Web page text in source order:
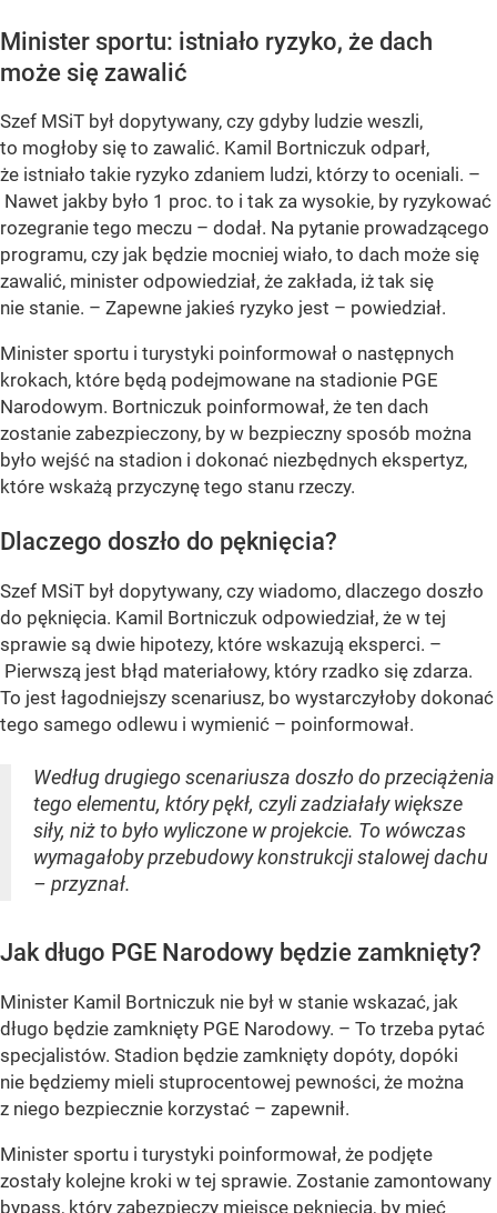
Minister sportu: istniało ryzyko, że dach
może się zawalić
Szef MSiT był dopytywany, czy gdyby ludzie weszli,
to mogłoby się to zawalić. Kamil Bortniczuk odparł,
że istniało takie ryzyko zdaniem ludzi, którzy to oceniali. –
Nawet jakby było 1 proc. to i tak za wysokie, by ryzykować
rozegranie tego meczu – dodał. Na pytanie prowadzącego
programu, czy jak będzie mocniej wiało, to dach może się
zawalić, minister odpowiedział, że zakłada, iż tak się
nie stanie. – Zapewne jakieś ryzyko jest – powiedział.
Minister sportu i turystyki poinformował o następnych
krokach, które będą podejmowane na stadionie PGE
Narodowym. Bortniczuk poinformował, że ten dach
zostanie zabezpieczony, by w bezpieczny sposób można
było wejść na stadion i dokonać niezbędnych ekspertyz,
które wskażą przyczynę tego stanu rzeczy.
Dlaczego doszło do pęknięcia?
Szef MSiT był dopytywany, czy wiadomo, dlaczego doszło
do pęknięcia. Kamil Bortniczuk odpowiedział, że w tej
sprawie są dwie hipotezy, które wskazują eksperci. –
Pierwszą jest błąd materiałowy, który rzadko się zdarza.
To jest łagodniejszy scenariusz, bo wystarczyłoby dokonać
tego samego odlewu i wymienić – poinformował.
Według drugiego scenariusza doszło do przeciążenia
tego elementu, który pękł, czyli zadziałały większe
siły, niż to było wyliczone w projekcie. To wówczas
wymagałoby przebudowy konstrukcji stalowej dachu
– przyznał.
Jak długo PGE Narodowy będzie zamknięty?
Minister Kamil Bortniczuk nie był w stanie wskazać, jak
długo będzie zamknięty PGE Narodowy. – To trzeba pytać
specjalistów. Stadion będzie zamknięty dopóty, dopóki
nie będziemy mieli stuprocentowej pewności, że można
z niego bezpiecznie korzystać – zapewnił.
Minister sportu i turystyki poinformował, że podjęte
zostały kolejne kroki w tej sprawie. Zostanie zamontowany
bypass, który zabezpieczy miejsce pęknięcia, by mieć